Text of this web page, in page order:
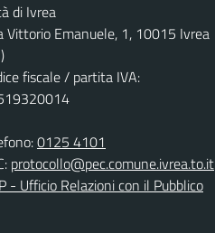
di Ivrea
Vittorio Emanuele, 1, 10015 Ivrea
fiscale / partita IVA:
0125 4101
protocollo@pec.comune.ivrea.to.it
- Ufficio Relazioni con il Pubblico